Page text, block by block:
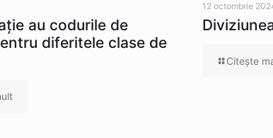
au codurile de
diferitele clase de
12 octombrie
Citeşte